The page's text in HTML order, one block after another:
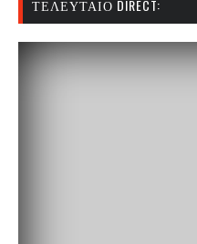
ΤΕΛΕΥΤΑΊΟ DIRECT: